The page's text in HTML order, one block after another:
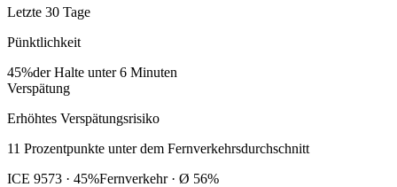
Letzte 30 Tage
Pünktlichkeit
45%der Halte unter 6 Minuten
Verspätung
Erhöhtes Verspätungsrisiko
11 Prozentpunkte unter dem Fernverkehrsdurchschnitt
ICE 9573 · 45%Fernverkehr · Ø 56%